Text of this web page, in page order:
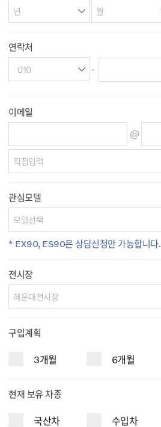
연락처
-
이메일
@
관심모델
* EX90, ES90은 상담신청만 가능합니다.
전시장
구입계획
3개월 6개월
현재 보유 차종
국산차 수입차
IRON MOTORS